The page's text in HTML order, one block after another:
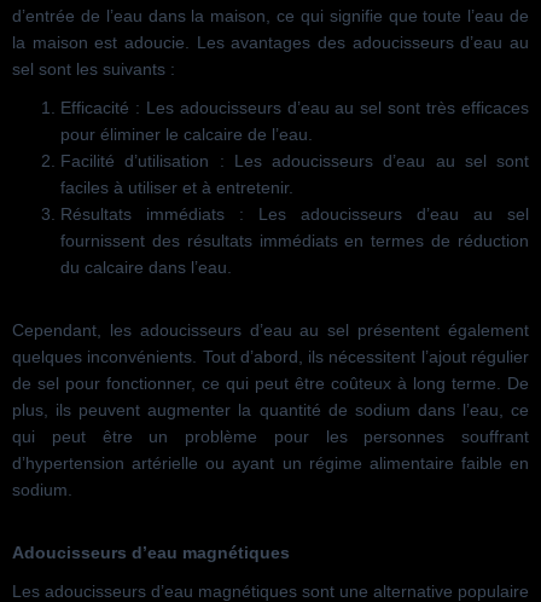
d’entrée de l’eau dans la maison, ce qui signifie que toute l’eau de
la maison est adoucie. Les avantages des adoucisseurs d’eau au
sel sont les suivants :
Efficacité : Les adoucisseurs d’eau au sel sont très efficaces
pour éliminer le calcaire de l’eau.
Facilité d’utilisation : Les adoucisseurs d’eau au sel sont
faciles à utiliser et à entretenir.
Résultats immédiats : Les adoucisseurs d’eau au sel
fournissent des résultats immédiats en termes de réduction
du calcaire dans l’eau.
Cependant, les adoucisseurs d’eau au sel présentent également
quelques inconvénients. Tout d’abord, ils nécessitent l’ajout régulier
de sel pour fonctionner, ce qui peut être coûteux à long terme. De
plus, ils peuvent augmenter la quantité de sodium dans l’eau, ce
qui peut être un problème pour les personnes souffrant
d’hypertension artérielle ou ayant un régime alimentaire faible en
sodium.
Adoucisseurs d’eau magnétiques
Les adoucisseurs d’eau magnétiques sont une alternative populaire